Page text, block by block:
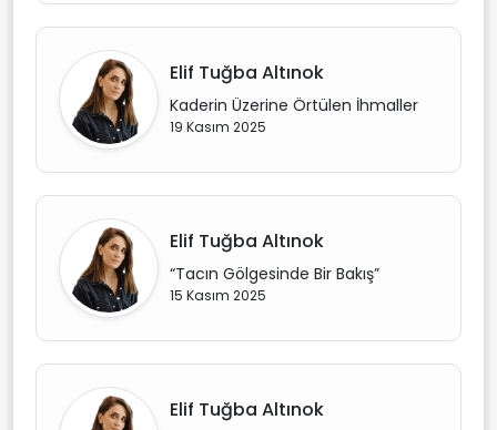
Elif Tuğba Altınok
Kaderin Üzerine Örtülen İhmaller
19 Kasım 2025
Elif Tuğba Altınok
“Tacın Gölgesinde Bir Bakış”
15 Kasım 2025
Elif Tuğba Altınok